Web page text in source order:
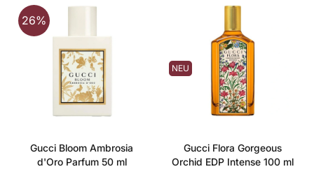
26%
Gucci Bloom Ambrosia
d'Oro Parfum 50 ml
NEU
Gucci Flora Gorgeous
Orchid EDP Intense 100 ml